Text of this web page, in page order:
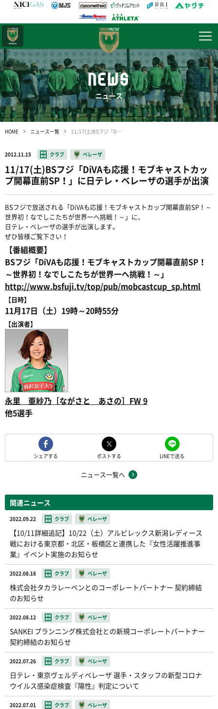
NEWS
ニュース
HOME ニュース一覧 11/17(土)BSフジ「DiVAも応援！モブキャストカップ開幕直前SP！」に日テレ・ベレーザの選手が出演
2012.11.15 クラブ ベレーザ
11/17(土)BSフジ「DiVAも応援！モブキャストカッ
プ開幕直前SP！」に日テレ・ベレーザの選手が出演
BSフジで放送される「DiVAも応援！モブキャストカップ開幕直前SP！～
世界初！なでしこたちが世界一へ挑戦！～」に、
日テレ・ベレーザの選手が出演します。
ぜひ皆様ご覧下さい！
【番組概要】
BSフジ「DiVAも応援！モブキャストカップ開幕直前SP！
～世界初！なでしこたちが世界一へ挑戦！～」
http://www.bsfuji.tv/top/pub/mobcastcup_sp.html
【日時】
11月17日（土）19時～20時55分
【出演者】
永里 亜紗乃［ながさと あさの］FW 9
他5選手
シェアする ポストする LINEで送る
ニュース一覧へ
関連ニュース
2022.09.22 クラブ ベレーザ
【10/11詳細追記】10/22（土）アルビレックス新潟レディース
戦における東京都・北区・板橋区と連携した『女性活躍推進事
業』イベント実施のお知らせ
2022.08.18 クラブ ベレーザ
株式会社タカラレーベンとのコーポレートパートナー 契約締結
のお知らせ
2022.08.12 クラブ ベレーザ
SANKEI プランニング株式会社との新規コーポレートパートナー
契約締結のお知らせ
2022.07.26 クラブ ベレーザ
日テレ・東京ヴェルディベレーザ 選手・スタッフの新型コロナ
ウイルス感染症検査『陽性』判定について
2022.07.01 クラブ ベレーザ